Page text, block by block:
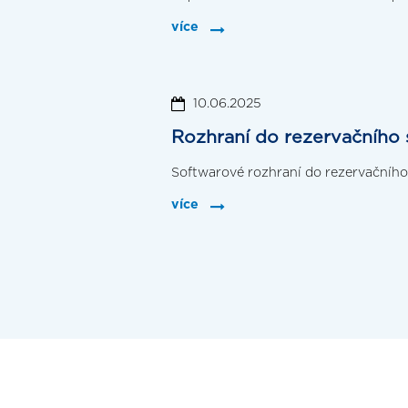
více
10.06.2025
Rozhraní do rezervačního
Softwarové rozhraní do
více